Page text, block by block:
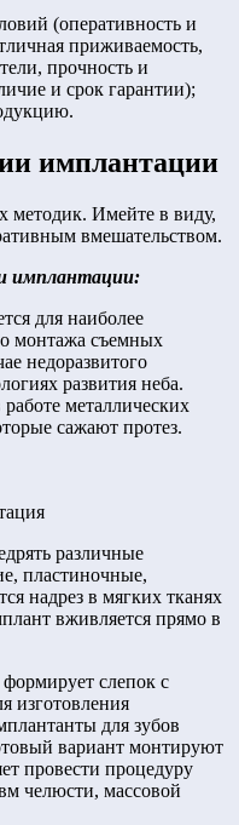
(оперативность и
приживаемость,
прочность и
и срок гарантии);
имплантации
методик. Имейте в виду,
вмешательством.
имплантации:
для наиболее
монтажа съемных
недоразвитого
развития неба.
металлических
сажают протез.
различные
пластиночные,
надрез в мягких тканях
вживляется прямо в
слепок с
изготовления
для зубов
вариант монтируют
провести процедуру
челюсти, массовой